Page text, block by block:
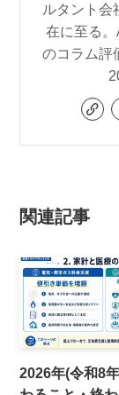
ルタント会
在に至る
のコラム評
関連記事
2026年(令和8